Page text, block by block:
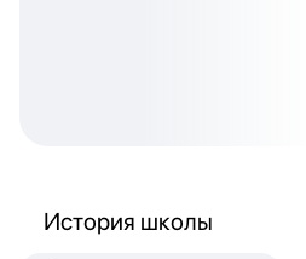
История школы